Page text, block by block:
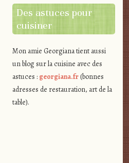
Des astuces pour
cuisiner
Mon amie Georgiana tient aussi
un blog sur la cuisine avec des
astuces : georgiana.fr(bonnes
adresses de restauration, art de la
table).